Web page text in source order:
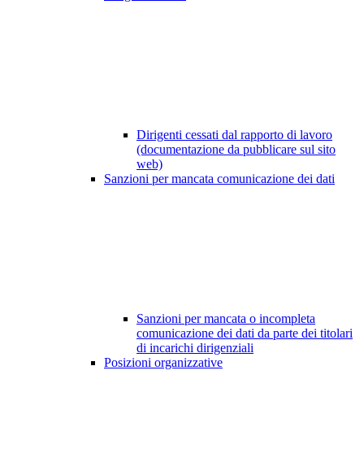
Dirigenti cessati dal rapporto di lavoro
(documentazione da pubblicare sul sito
web)
Sanzioni per mancata comunicazione dei dati
Sanzioni per mancata o incompleta
comunicazione dei dati da parte dei titolari
di incarichi dirigenziali
Posizioni organizzative